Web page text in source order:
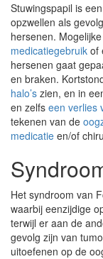
Stuwingspapil is
opzwellen als
hersenen.
medicatiegebruik of
hersenen gaat
en braken.
halo’s zien, en in
en zelfs een verlies
tekenen van de
medicatie en/of
Het syndroom van
waarbij eenzijdige
terwijl er aan de
gevolg zijn van
uitoefenen op de